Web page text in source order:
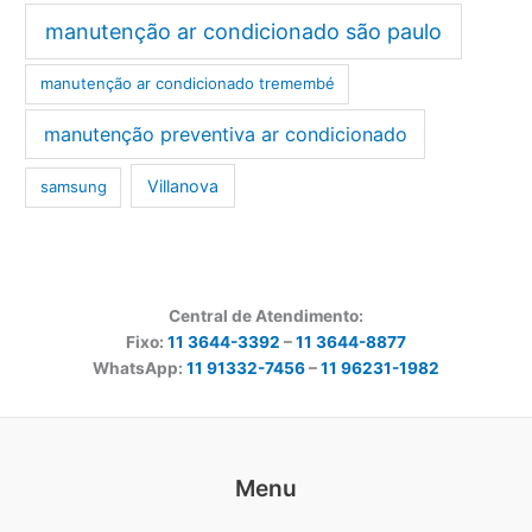
manutenção ar condicionado são paulo
manutenção ar condicionado tremembé
manutenção preventiva ar condicionado
samsung Villanova
Central de Atendimento:
Fixo: 11 3644-3392 –11 3644-8877
WhatsApp: 11 91332-7456–11 96231-1982
Menu